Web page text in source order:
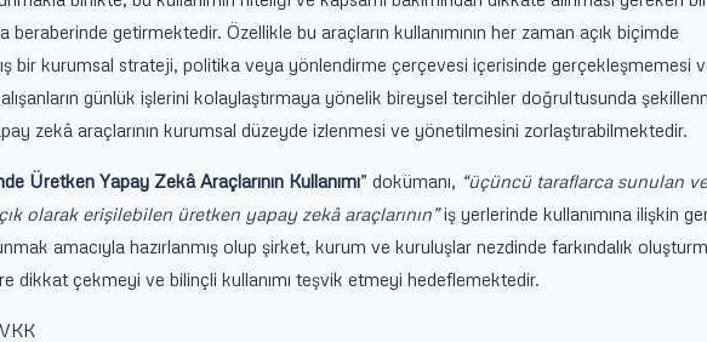
beraberinde getirmektedir. Özellikle bu araçların kullanımının her zaman açık biçimde
bir kurumsal strateji, politika veya yönlendirme çerçevesi içerisinde gerçekleşmemesi
günlük işlerini kolaylaştırmaya yönelik bireysel tercihler doğrultusunda
zekâ araçlarının kurumsal düzeyde izlenmesi ve yönetilmesini zorlaştırabilmektedir.
Üretken Yapay Zekâ Araçlarının Kullanımı” dokümanı, “üçüncü taraflarca sunulan
olarak erişilebilen üretken yapay zekâ araçlarının”iş yerlerinde kullanımına ilişkin
amacıyla hazırlanmış olup şirket, kurum ve kuruluşlar nezdinde farkındalık
dikkat çekmeyi ve bilinçli kullanımı teşvik etmeyi hedeflemektedir.